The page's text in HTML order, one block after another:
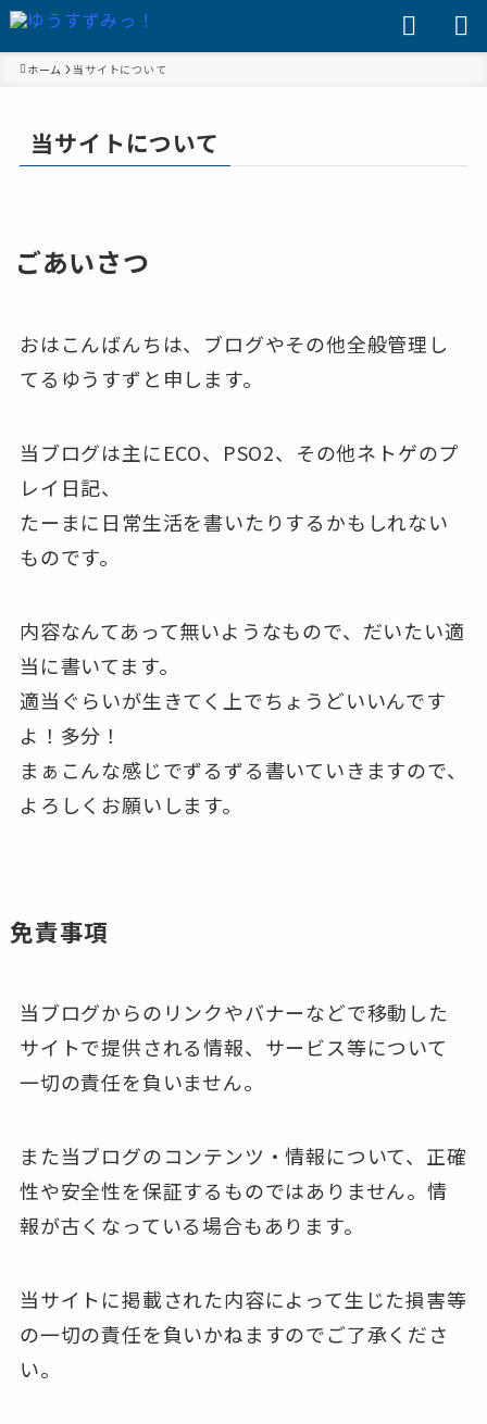
ホーム 当サイトについて
当サイトについて
ごあいさつ
おはこんばんちは、ブログやその他全般管理し
てるゆうすずと申します。
当ブログは主にECO、PSO2、その他ネトゲのプ
レイ日記、
たーまに日常生活を書いたりするかもしれない
ものです。
内容なんてあって無いようなもので、だいたい適
当に書いてます。
適当ぐらいが生きてく上でちょうどいいんです
よ！多分！
まぁこんな感じでずるずる書いていきますので、
よろしくお願いします。
免責事項
当ブログからのリンクやバナーなどで移動した
サイトで提供される情報、サービス等について
一切の責任を負いません。
また当ブログのコンテンツ・情報について、正確
性や安全性を保証するものではありません。情
報が古くなっている場合もあります。
当サイトに掲載された内容によって生じた損害等
の一切の責任を負いかねますのでご了承くださ
い。